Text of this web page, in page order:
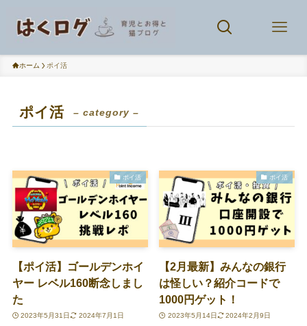
ホーム ポイ活
ポイ活 – category –
ポイ活
【ポイ活】ゴールデンホイ
ヤー レベル160断念しまし
た
2023年5月31日 2024年7月1日
ポイ活
【2月最新】みんなの銀行
は怪しい？紹介コードで
1000円ゲット！
2023年5月14日 2024年2月9日